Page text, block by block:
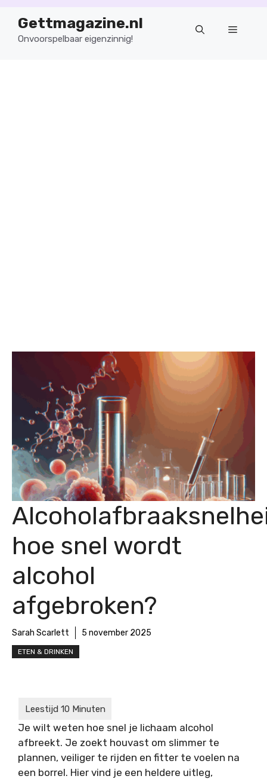
naarGettmagazine.nl
Onvoorspelbaar eigenzinnig!
Menu
hoe snel wordt
alcohol
afgebroken?
Sarah Scarlett 5 november 2025
ETEN & DRINKEN
Je wilt weten hoe snel je lichaam alcohol
afbreekt. Je zoekt houvast om slimmer te
plannen, veiliger te rijden en fitter te voelen na
een borrel. Hier vind je een heldere uitleg,